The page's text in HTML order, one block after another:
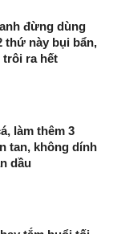
đừng dùng
thứ này bụi bẩn,
ra hết
làm thêm 3
tan, không dính
dầu